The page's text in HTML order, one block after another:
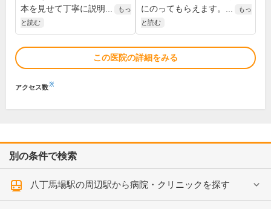
本を見せて丁寧に説明...
もっ
と読む
にのってもらえます。...
もっ
と読む
この医院の詳細をみる
アクセス数※
別の条件で検索
八丁馬場駅の周辺駅から病院・クリニックを探す